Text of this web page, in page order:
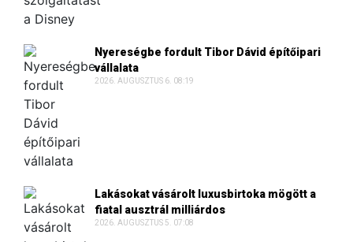
Nyereségbe fordult Tibor Dávid építőipari
vállalata
2026. AUGUSZTUS 6. 08:19
Lakásokat vásárolt luxusbirtoka mögött a
fiatal ausztrál milliárdos
2026. AUGUSZTUS 5. 07:08